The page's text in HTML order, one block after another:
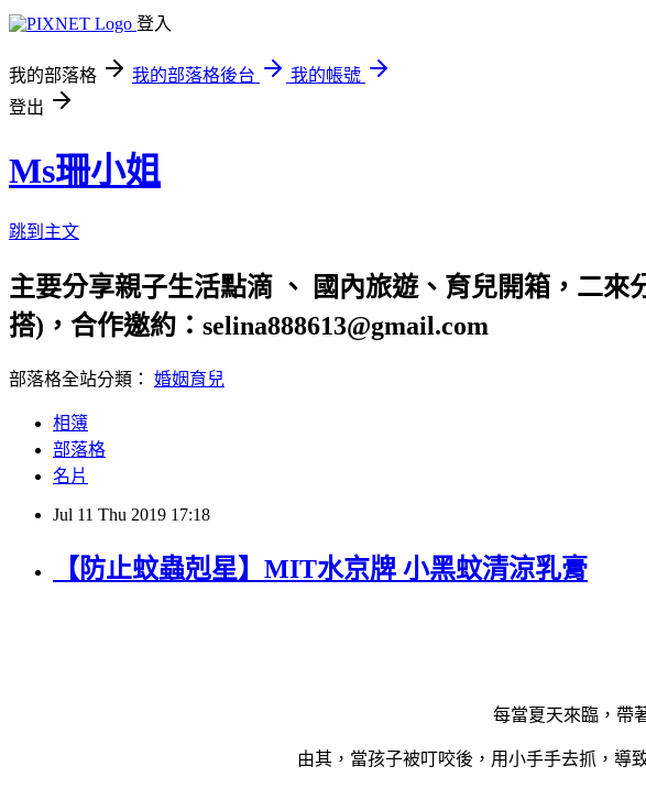
登入
我的部落格 我的部落格後台
我的帳號
登出
Ms珊小姐
跳到主文
主要分享親子生活點滴 、 國內旅遊、育兒開箱，二
搭)，合作邀約：selina888613@gmail.com
部落格全站分類： 婚姻育兒
相簿
部落格
名片
Jul 11 Thu 2019 17:18
【防止蚊蟲剋星】MIT水京牌 小黑蚊清涼乳膏
每當夏天來臨，帶
由其，當孩子被叮咬後，用小手手去抓，導